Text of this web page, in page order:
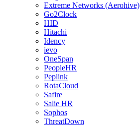
Extreme Networks (Aerohive)
Go2Clock
HID
Hitachi
Idency
ievo
OneSpan
PeopleHR
Peplink
RotaCloud
Safire
Salie HR
Sophos
ThreatDown